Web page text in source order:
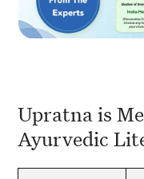
Upratna is
Ayurvedic